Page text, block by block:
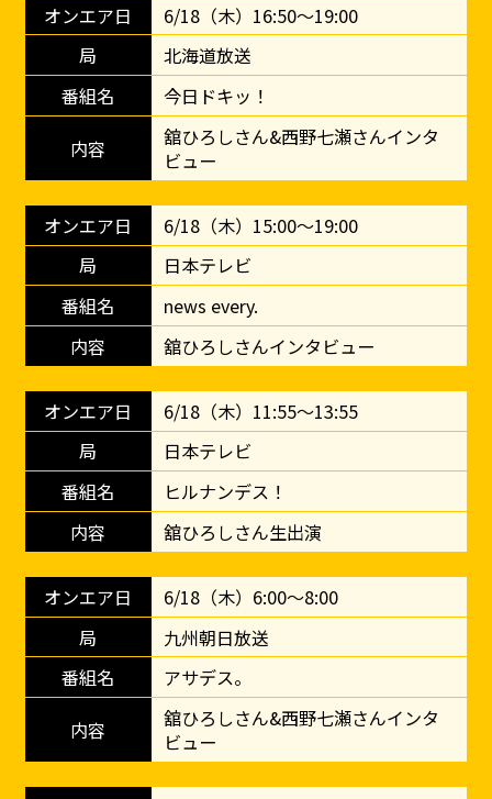
6/18（木）16:50～19:00
北海道放送
今日ドキッ！
舘ひろしさん&西野七瀬さんインタ
ビュー
6/18（木）15:00～19:00
日本テレビ
news every.
舘ひろしさんインタビュー
6/18（木）11:55～13:55
日本テレビ
ヒルナンデス！
舘ひろしさん生出演
6/18（木）6:00～8:00
九州朝日放送
アサデス。
舘ひろしさん&西野七瀬さんインタ
ビュー